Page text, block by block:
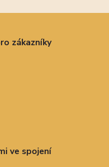
zákazníky
ve spojení